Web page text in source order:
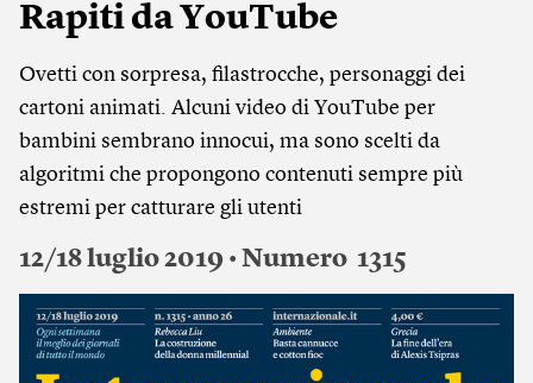
Rapiti da YouTube
Ovetti con sorpresa, filastrocche, personaggi dei
cartoni animati. Alcuni video di YouTube per
bambini sembrano innocui, ma sono scelti da
algoritmi che propongono contenuti sempre più
estremi per catturare gli utenti
12/18 luglio 2019 • Numero 1315